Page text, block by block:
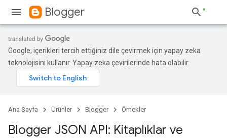
Blogger
Google, içerikleri tercih ettiğiniz dile çevirmek için yapay zeka
teknolojisini kullanır. Yapay zeka çevirilerinde hata olabilir.
Ana Sayfa Ürünler Blogger Örnekler
Blogger JSON API: Kitaplıklar ve